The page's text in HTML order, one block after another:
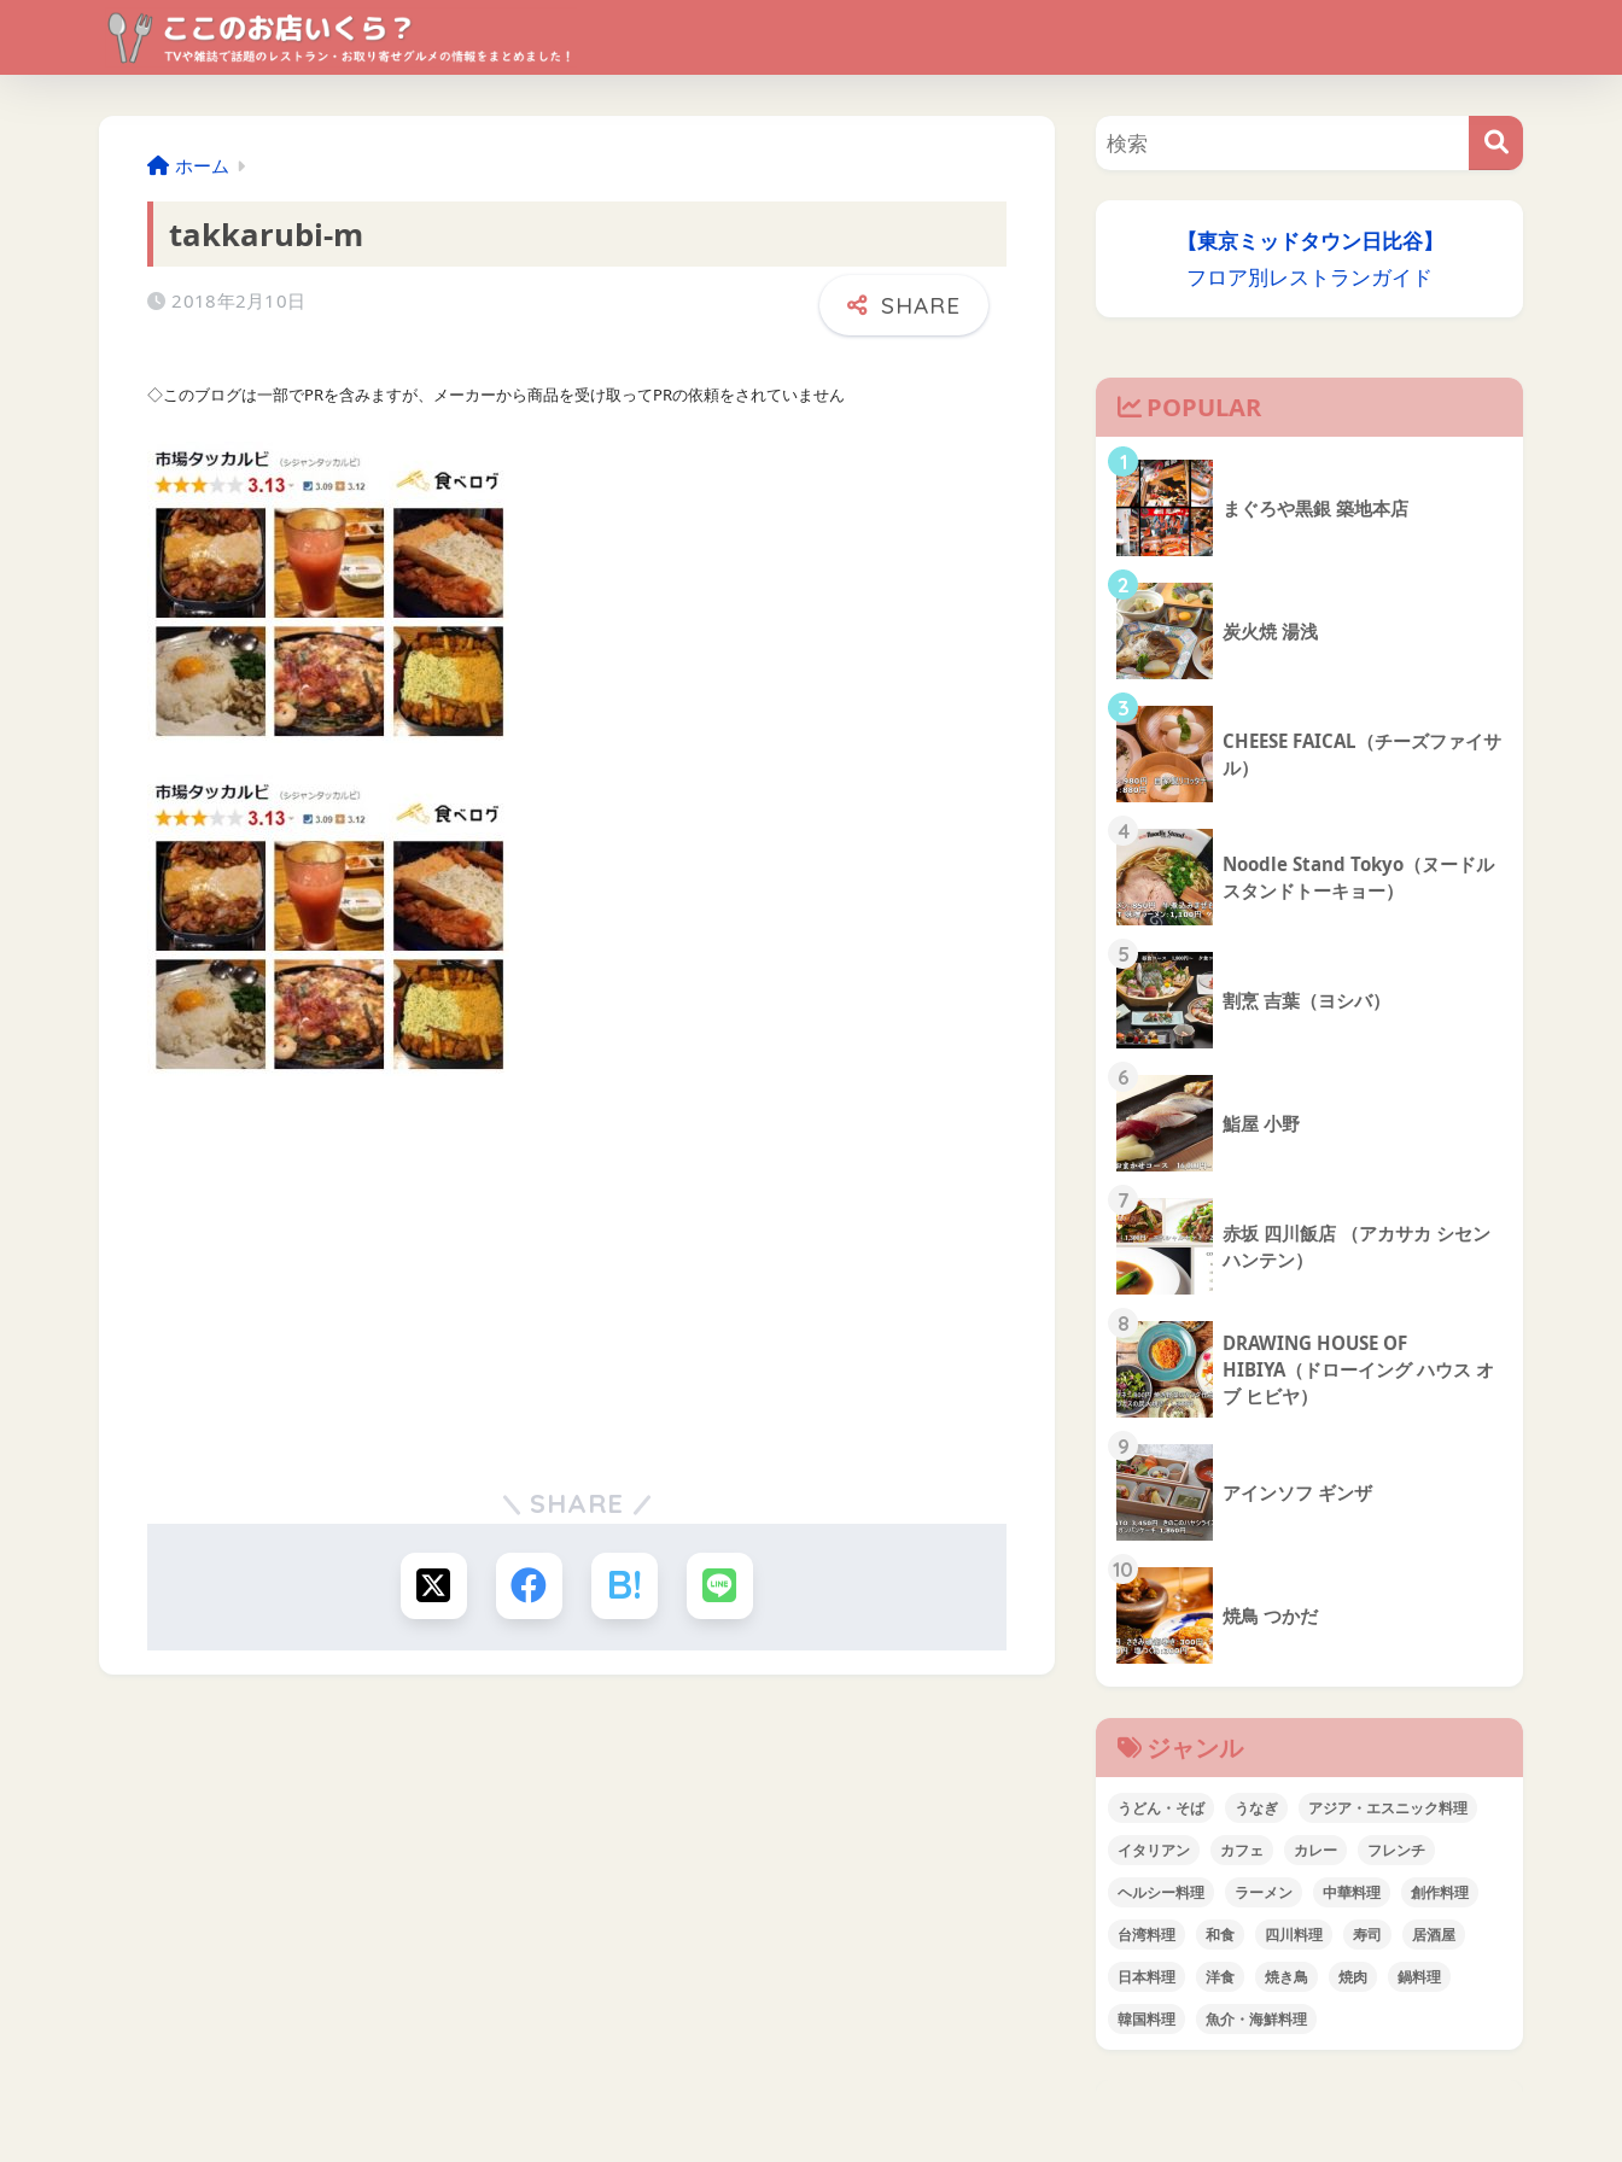
ホーム
takkarubi-m
2018年2月10日
◇このブログは一部でPRを含みますが、メーカーから商品を受け取ってPRの依頼をされていません
SHARE
【東京ミッドタウン日比谷】
フロア別レストランガイド
POPULAR
1
まぐろや黒銀 築地本店
2
炭火焼 湯浅
3
CHEESE FAICAL（チーズファイサ
ル）
4
Noodle Stand Tokyo（ヌードル
スタンドトーキョー）
5
割烹 吉葉（ヨシバ）
6
鮨屋 小野
7
赤坂 四川飯店 （アカサカ シセン
ハンテン）
8
DRAWING HOUSE OF
HIBIYA（ドローイング ハウス オ
ブ ヒビヤ）
9
アインソフ ギンザ
10
焼鳥 つかだ
ジャンル
うどん・そば うなぎ アジア・エスニック料理
イタリアン カフェ カレー フレンチ
ヘルシー料理 ラーメン 中華料理 創作料理
台湾料理 和食 四川料理 寿司 居酒屋
日本料理 洋食 焼き鳥 焼肉 鍋料理
韓国料理 魚介・海鮮料理